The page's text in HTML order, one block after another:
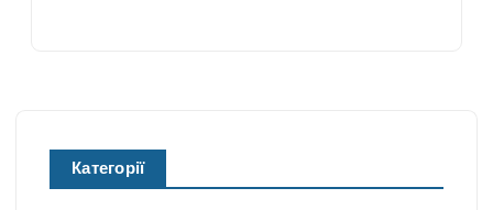
Категорії